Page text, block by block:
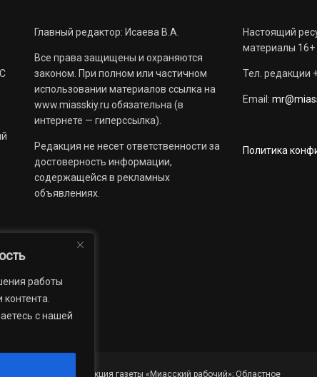
работы
с нашей
Главный редактор: Исаева В.А.
Все права защищены и охраняются
законом. При полном или частичном
использовании материалов ссылка на
www.miasskiy.ru обязательна (в
интернете — гиперссылка).
Редакция не несет ответственности за
достоверность информации,
содержащейся в рекламных
объявлениях.
Настоящий
материалы 16+
Тел. редакции
Email:
Политика
организация «Редакция газеты «Миасский рабочий»; Областное